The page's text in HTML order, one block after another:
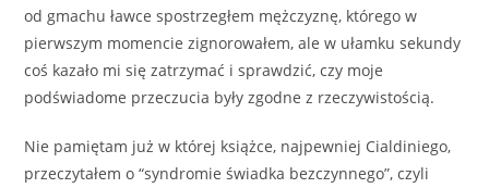
od gmachu ławce spostrzegłem mężczyznę, którego w
pierwszym momencie zignorowałem, ale w ułamku sekundy
coś kazało mi się zatrzymać i sprawdzić, czy moje
podświadome przeczucia były zgodne z rzeczywistością.
Nie pamiętam już w której książce, najpewniej Cialdiniego,
przeczytałem o “syndromie świadka bezczynnego”, czyli